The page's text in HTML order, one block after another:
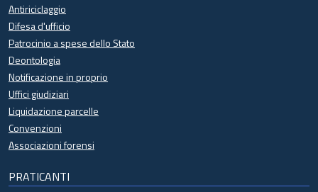
Antiriciclaggio
Difesa d'ufficio
Patrocinio a spese dello Stato
Deontologia
Notificazione in proprio
Uffici giudiziari
Liquidazione parcelle
Convenzioni
Associazioni forensi
PRATICANTI